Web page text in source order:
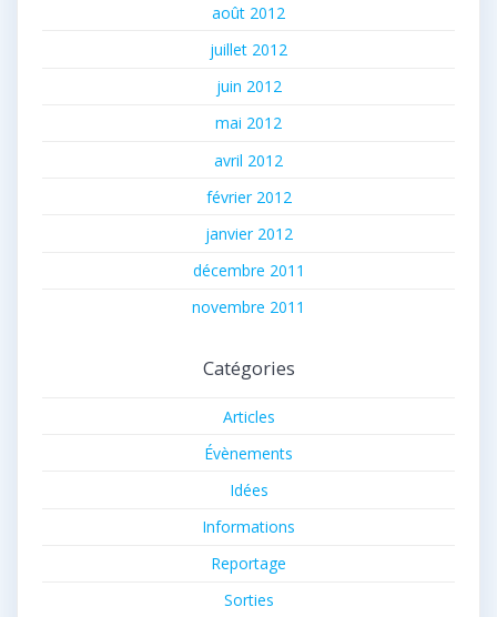
août 2012
juillet 2012
juin 2012
mai 2012
avril 2012
février 2012
janvier 2012
décembre 2011
novembre 2011
Catégories
Articles
Évènements
Idées
Informations
Reportage
Sorties